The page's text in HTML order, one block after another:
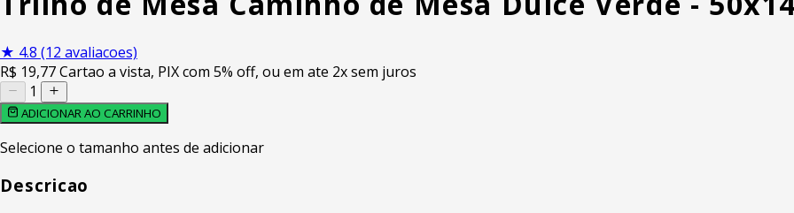
★ 4.8 (12 avaliacoes)
R$ 19,77Cartao a vista, PIX com 5% off, ou em ate 2x sem juros
1
ADICIONAR AO CARRINHO
Selecione o tamanho antes de adicionar
Descricao